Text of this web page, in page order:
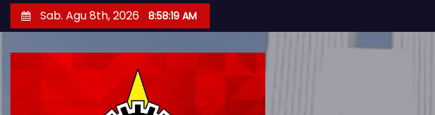
k
Sab. Agu 8th, 2026 8:58:20 AM